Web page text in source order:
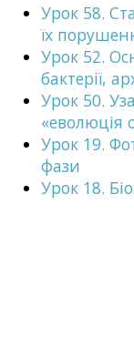
Урок 58.
їх
Урок 52.
бактерії,
Урок 50.
«еволюція
Урок 19.
фази
Урок 18.